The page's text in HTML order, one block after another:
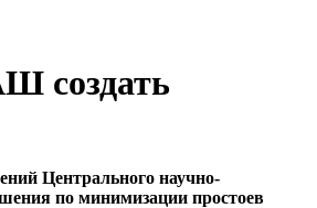
создать
Центрального научно-
по минимизации простоев